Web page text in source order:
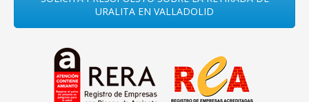
URALITA EN VALLADOLID